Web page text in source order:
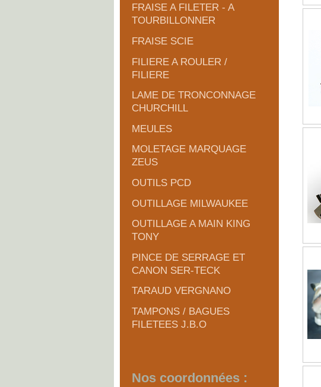
FRAISE A FILETER - A
TOURBILLONNER
FRAISE SCIE
FILIERE A ROULER /
FILIERE
LAME DE TRONCONNAGE
CHURCHILL
MEULES
MOLETAGE MARQUAGE
ZEUS
OUTILS PCD
OUTILLAGE MILWAUKEE
OUTILLAGE A MAIN KING
TONY
PINCE DE SERRAGE ET
CANON SER-TECK
TARAUD VERGNANO
TAMPONS / BAGUES
FILETEES J.B.O
Nos coordonnées :